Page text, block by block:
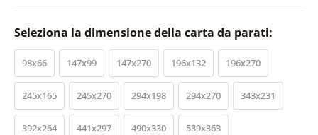
Seleziona la dimensione della carta da parati:
98x66 147x99 147x270 196x132 196x270
245x165 245x270 294x198 294x270 343x231
392x264 441x297 490x330 539x363